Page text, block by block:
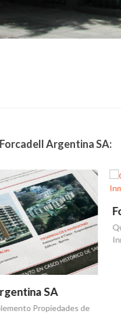
Argentina SA:
SA
Propiedades de
Quinta